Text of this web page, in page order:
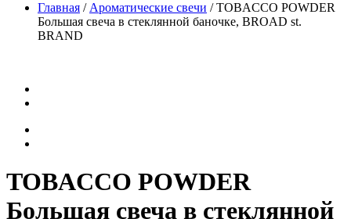
Главная / Ароматические свечи /TOBACCO POWDER
Большая свеча в стеклянной баночке, BROAD st.
BRAND
TOBACCO POWDER
Большая свеча в стеклянной